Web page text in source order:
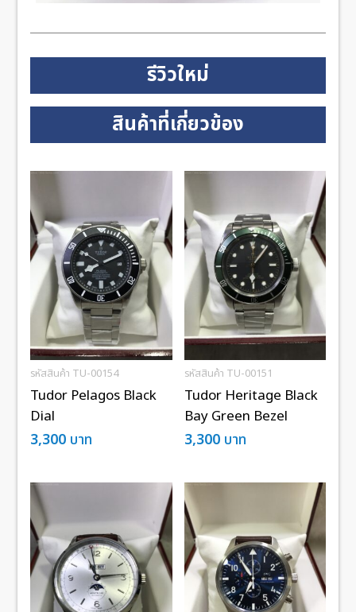
รีวิวใหม่
สินค้าที่เกี่ยวข้อง
รหัสสินค้า TU-00154
Tudor Pelagos Black
Dial
3,300 บาท
รหัสสินค้า TU-00151
Tudor Heritage Black
Bay Green Bezel
3,300 บาท